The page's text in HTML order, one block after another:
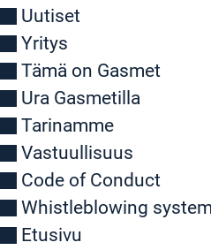
Uutiset
Yritys
Tämä on Gasmet
Ura Gasmetilla
Tarinamme
Vastuullisuus
Code of Conduct
Whistleblowing system
Etusivu